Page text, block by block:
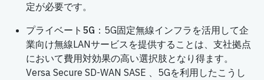
定が必要です。
プライベート5G ：5G固定無線インフラを活用して企
業向け無線LANサービスを提供することは、支社拠点
において費用対効果の高い選択肢となり得ます。
Versa Secure SD-WAN SASE 、5Gを利用したこうし